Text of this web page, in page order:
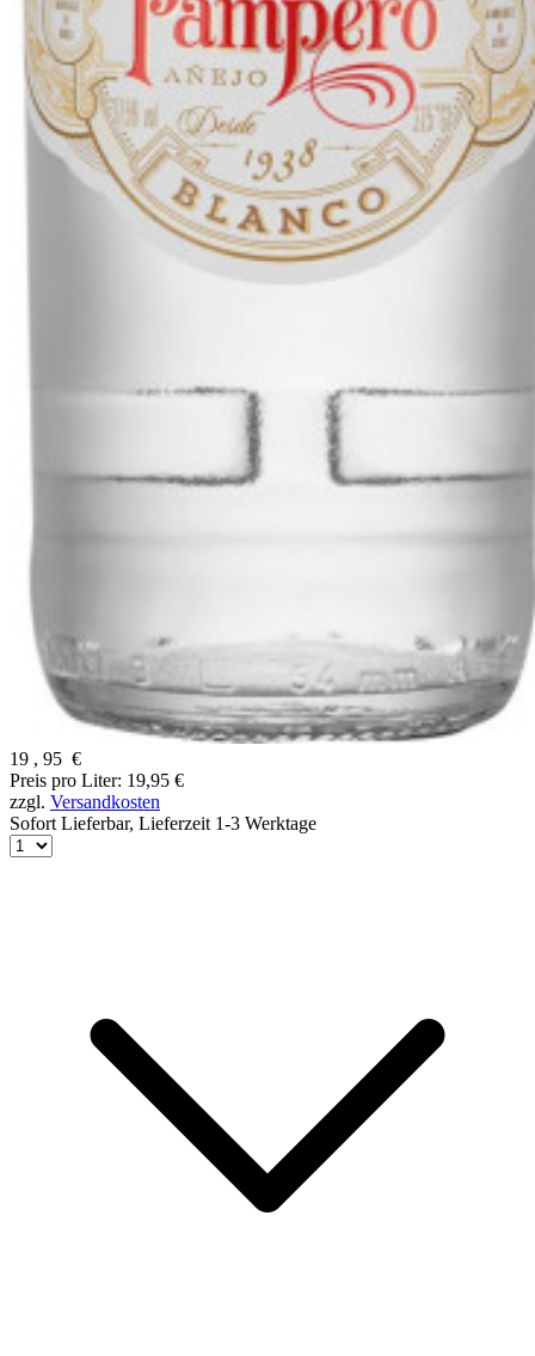
19 , 95 €
Preis pro Liter: 19,95 €
zzgl. Versandkosten
Sofort Lieferbar, Lieferzeit 1-3 Werktage